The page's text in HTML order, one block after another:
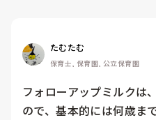
たむたむ
保育士, 保育園, 公立保育園
フォローアップミルクは
ので、基本的には何歳ま